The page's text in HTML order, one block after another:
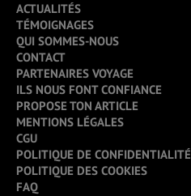
ACTUALITÉS
TÉMOIGNAGES
QUI SOMMES-NOUS
CONTACT
PARTENAIRES VOYAGE
ILS NOUS FONT CONFIANCE
PROPOSE TON ARTICLE
MENTIONS LÉGALES
CGU
POLITIQUE DE CONFIDENTIALITÉ
POLITIQUE DES COOKIES
FAQ